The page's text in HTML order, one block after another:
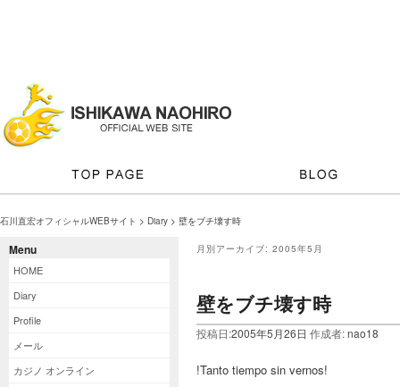
石川直宏オフィシャルWEBサイト > Diary > 壁をブチ壊す時
Menu
HOME
Diary
Profile
メール
カジノ オンライン
月別アーカイブ: 2005年5月
壁をブチ壊す時
投稿日:2005年5月26日 作成者:nao18
!Tanto tiempo sin vernos!